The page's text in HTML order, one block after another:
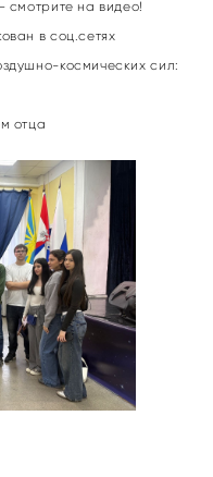
смотрите на видео!
в соц.сетях
космических сил:
отца